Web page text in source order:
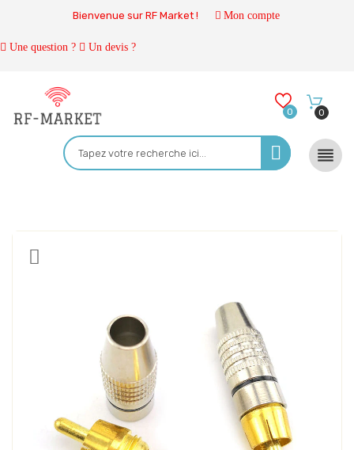
Bienvenue sur RF Market ! Mon compte
Une question ? Un devis ?
0 0
